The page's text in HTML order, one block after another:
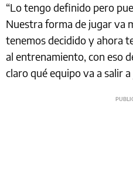
“Lo tengo definido pero
Nuestra forma de jugar va
tenemos decidido y ahora
al entrenamiento, con eso
claro qué equipo va a salir